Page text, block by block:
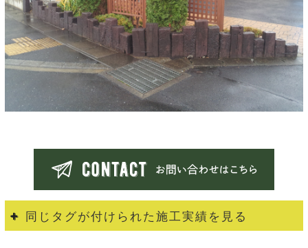
同じタグが付けられた施工実績を見る